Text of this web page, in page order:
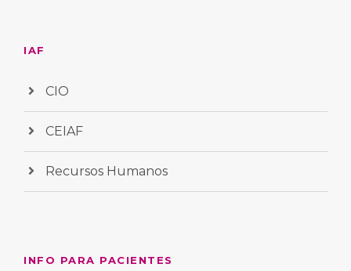
IAF
CIO
CEIAF
Recursos Humanos
INFO PARA PACIENTES